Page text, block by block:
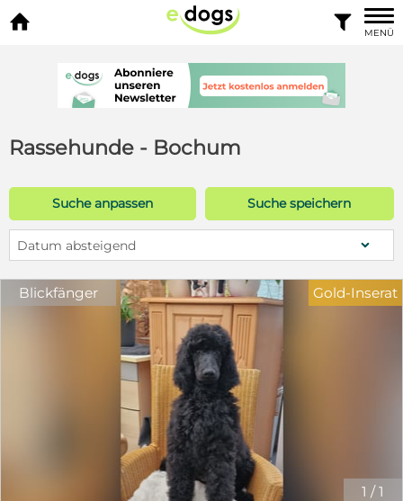
 
MENÜ
Rassehunde - Bochum
Suche anpassen Suche speichern
Datum absteigend
Blickfänger
1 /1
Gold-Inserat